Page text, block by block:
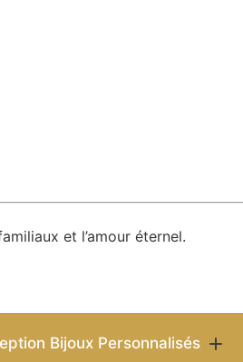
et l’amour éternel.
Bijoux Personnalisés